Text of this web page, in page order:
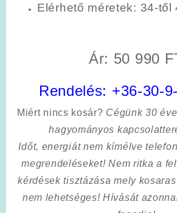
Elérhető méretek: 34-től
Ár: 50 990
Rendelés: +36-30-
Miért nincs kosár? Cégünk 30
hagyományos
Időt, energiát nem kímélve
megrendeléseket! Nem ritka a
kérdések tisztázása mely
nem lehetséges! Hívását